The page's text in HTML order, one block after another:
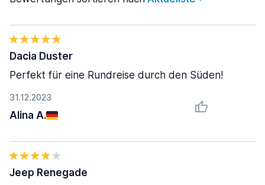
31.12.2023
Alina A.
Dacia Duster
Perfekt für eine Rundreise durch den Süden!
Jeep Renegade